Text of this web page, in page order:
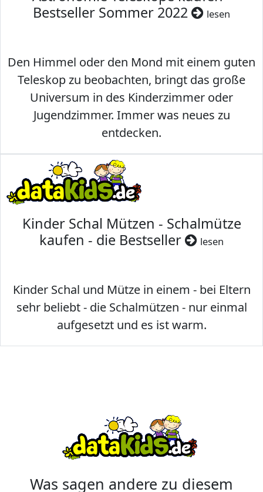
Bestseller Sommer 2022
lesen
Den Himmel oder den Mond mit einem guten
Teleskop zu beobachten, bringt das große
Universum in des Kinderzimmer oder
Jugendzimmer. Immer was neues zu
entdecken.
Kinder Schal Mützen - Schalmütze
kaufen - die Bestseller
lesen
Kinder Schal und Mütze in einem - bei Eltern
sehr beliebt - die Schalmützen - nur einmal
aufgesetzt und es ist warm.
Was sagen andere zu diesem